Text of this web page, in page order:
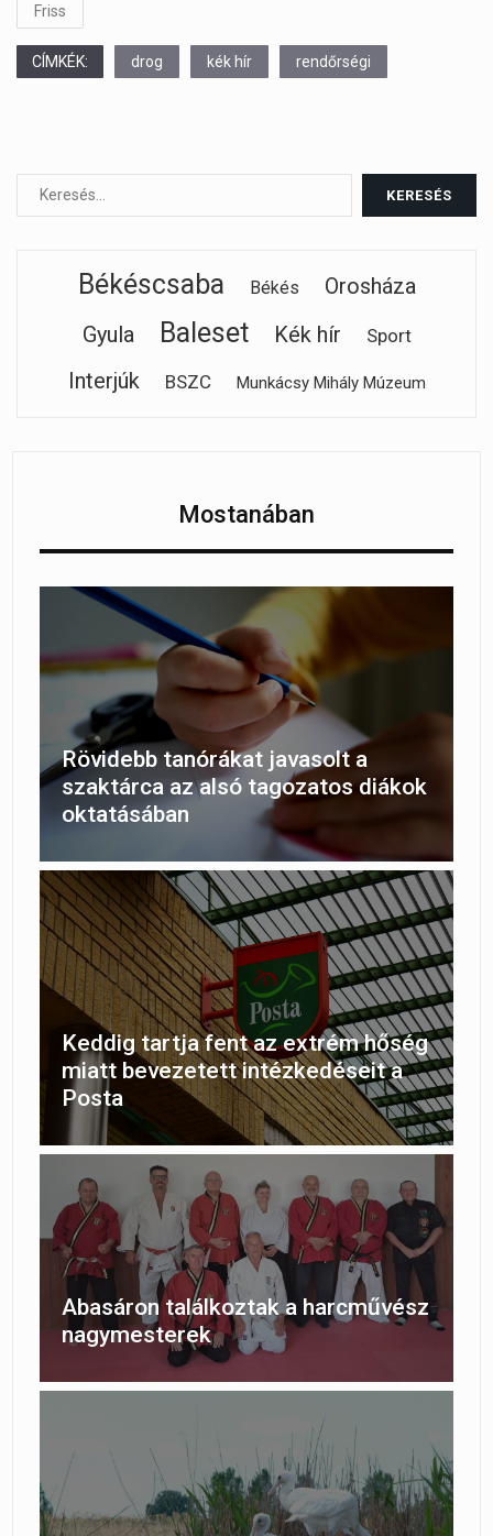
Friss
CÍMKÉK: drog kék hír rendőrségi
Békéscsaba Békés
Orosháza
Gyula
Baleset Kék hír Sport
Interjúk BSZC Munkácsy Mihály Múzeum
Mostanában
Rövidebb tanórákat javasolt a
szaktárca az alsó tagozatos diákok
oktatásában
Keddig tartja fent az extrém hőség
miatt bevezetett intézkedéseit a
Posta
Abasáron találkoztak a harcművész
nagymesterek